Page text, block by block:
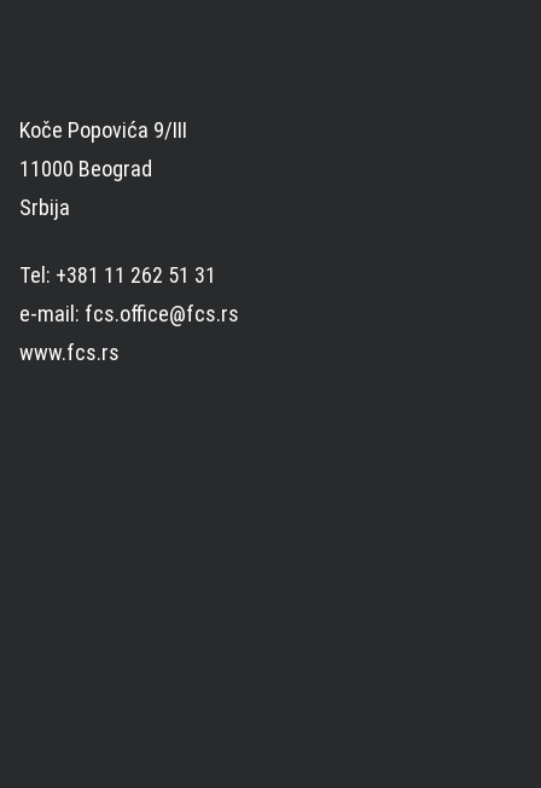
Koče Popovića 9/III
11000 Beograd
Srbija
Tel: +381 11 262 51 31
e-mail: fcs.office@fcs.rs
www.fcs.rs